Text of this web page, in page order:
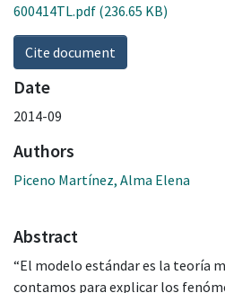
600414TL.pdf (236.65 KB)
Cite document
Date
2014-09
Authors
Piceno Martínez, Alma Elena
Abstract
“El modelo estándar es la teoría
contamos para explicar los